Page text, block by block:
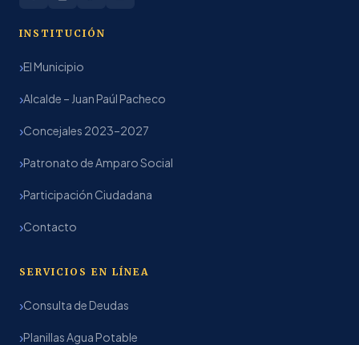
INSTITUCIÓN
El Municipio
Alcalde – Juan Paúl Pacheco
Concejales 2023–2027
Patronato de Amparo Social
Participación Ciudadana
Contacto
SERVICIOS EN LÍNEA
Consulta de Deudas
Planillas Agua Potable